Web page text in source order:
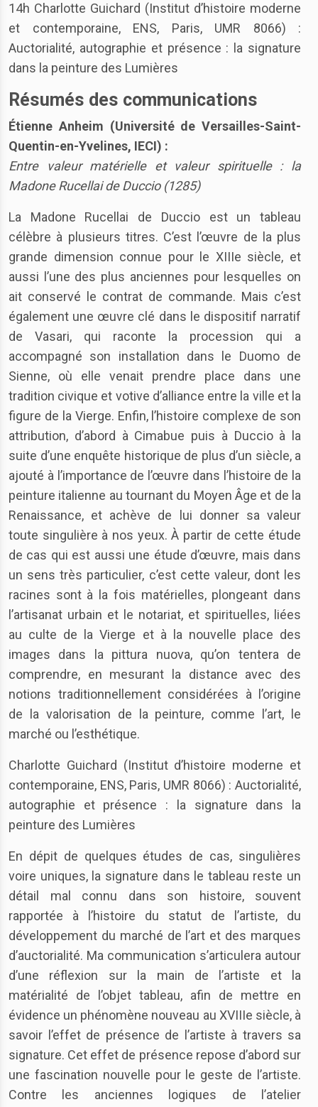
14h Charlotte Guichard (Institut d’histoire moderne
et contemporaine, ENS, Paris, UMR 8066) :
Auctorialité, autographie et présence : la signature
dans la peinture des Lumières
Résumés des communications
Étienne Anheim (Université de Versailles-Saint-
Quentin-en-Yvelines, IECI) :
Entre valeur matérielle et valeur spirituelle : la
Madone Rucellai de Duccio (1285)
La Madone Rucellai de Duccio est un tableau
célèbre à plusieurs titres. C’est l’œuvre de la plus
grande dimension connue pour le XIIIe siècle, et
aussi l’une des plus anciennes pour lesquelles on
ait conservé le contrat de commande. Mais c’est
également une œuvre clé dans le dispositif narratif
de Vasari, qui raconte la procession qui a
accompagné son installation dans le Duomo de
Sienne, où elle venait prendre place dans une
tradition civique et votive d’alliance entre la ville et la
figure de la Vierge. Enfin, l’histoire complexe de son
attribution, d’abord à Cimabue puis à Duccio à la
suite d’une enquête historique de plus d’un siècle, a
ajouté à l’importance de l’œuvre dans l’histoire de la
peinture italienne au tournant du Moyen Âge et de la
Renaissance, et achève de lui donner sa valeur
toute singulière à nos yeux. À partir de cette étude
de cas qui est aussi une étude d’œuvre, mais dans
un sens très particulier, c’est cette valeur, dont les
racines sont à la fois matérielles, plongeant dans
l’artisanat urbain et le notariat, et spirituelles, liées
au culte de la Vierge et à la nouvelle place des
images dans la pittura nuova, qu’on tentera de
comprendre, en mesurant la distance avec des
notions traditionnellement considérées à l’origine
de la valorisation de la peinture, comme l’art, le
marché ou l’esthétique.
Charlotte Guichard (Institut d’histoire moderne et
contemporaine, ENS, Paris, UMR 8066) : Auctorialité,
autographie et présence : la signature dans la
peinture des Lumières
En dépit de quelques études de cas, singulières
voire uniques, la signature dans le tableau reste un
détail mal connu dans son histoire, souvent
rapportée à l’histoire du statut de l’artiste, du
développement du marché de l’art et des marques
d’auctorialité. Ma communication s’articulera autour
d’une réflexion sur la main de l’artiste et la
matérialité de l’objet tableau, afin de mettre en
évidence un phénomène nouveau au XVIIIe siècle, à
savoir l’effet de présence de l’artiste à travers sa
signature. Cet effet de présence repose d’abord sur
une fascination nouvelle pour le geste de l’artiste.
Contre les anciennes logiques de l’atelier